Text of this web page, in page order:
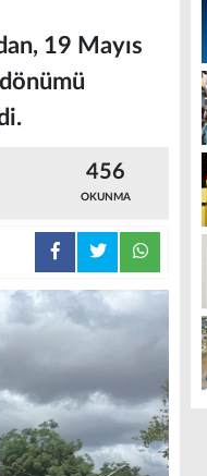
19 Mayıs
456
OKUNMA